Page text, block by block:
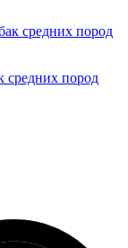
средних пород